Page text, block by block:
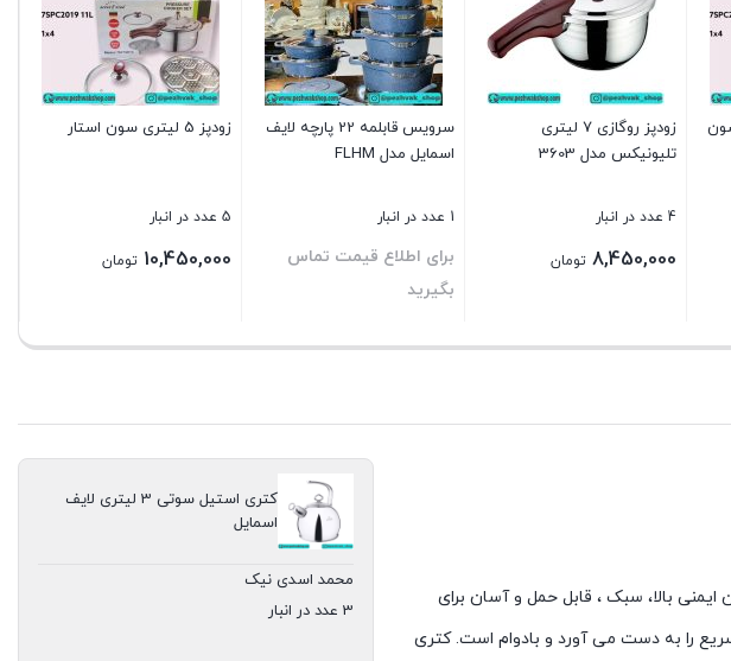
زودپز روگازی 7 لیتری
تلیونیکس مدل 3603
4 عدد در انبار
8,450,000 تومان
سرویس قابلمه 22 پارچه لایف
اسمایل مدل FLHM
1 عدد در انبار
برای اطلاع قیمت تماس
بگیرید
زودپز 5 لیتری سون استار
5 عدد در انبار
10,450,000 تومان
بالا، سبک ، قابل حمل و آسان برای
را به دست می آورد و بادوام است. کتری
کتری استیل سوتی 3 لیتری لایف
اسمایل
محمد اسدی نیک
3 عدد در انبار